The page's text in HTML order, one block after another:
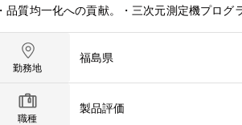
品質均一化への貢献。・三次元測定機プログ
勤務地
福島県
職種
製品評価